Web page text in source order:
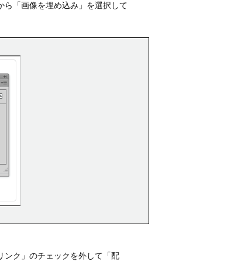
ら「画像を埋め込み」を選択して
ク」のチェックを外して「配